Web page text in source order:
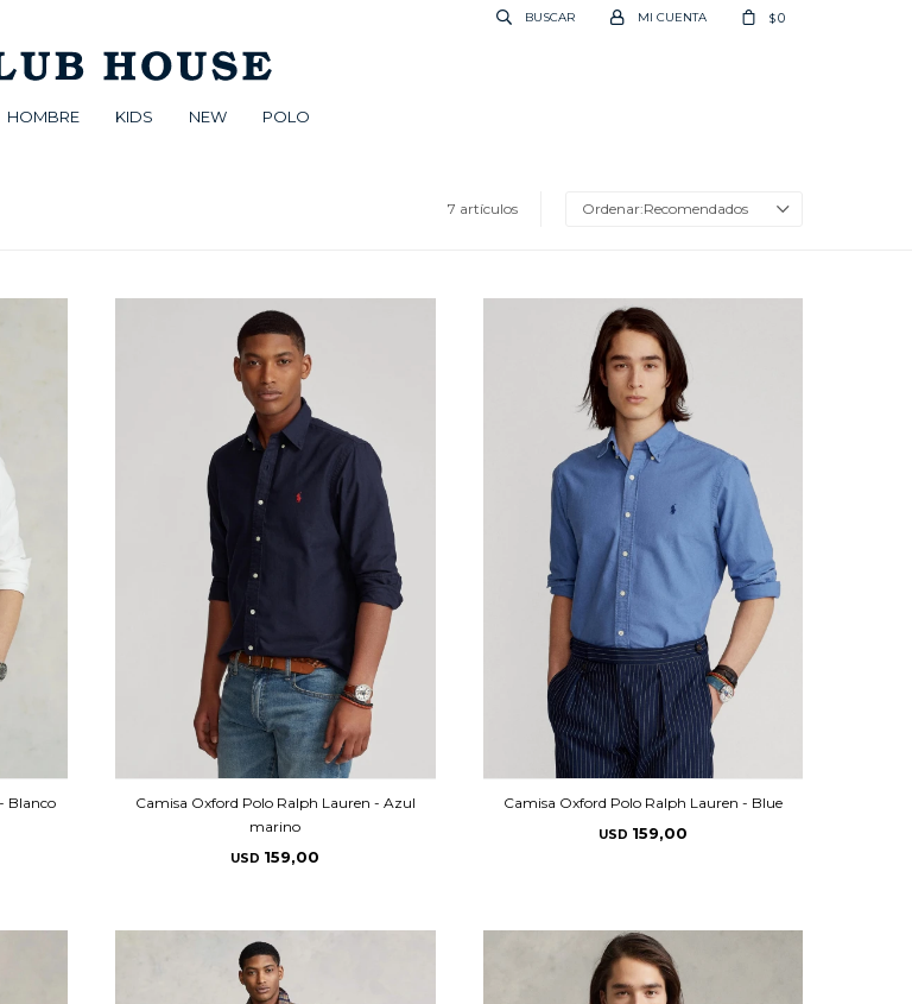
HOMBRE KIDS NEW POLO
$0
7 artículos Recomendados
Blanco
Camisa Oxford Polo Ralph Lauren - Azul
marino
USD 159,00
Camisa Oxford Polo Ralph Lauren - Blue
USD 159,00